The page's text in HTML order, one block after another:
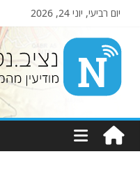
יום רביעי, יוני 24, 2026
Nziv.net
מודיעין
מהמקורות